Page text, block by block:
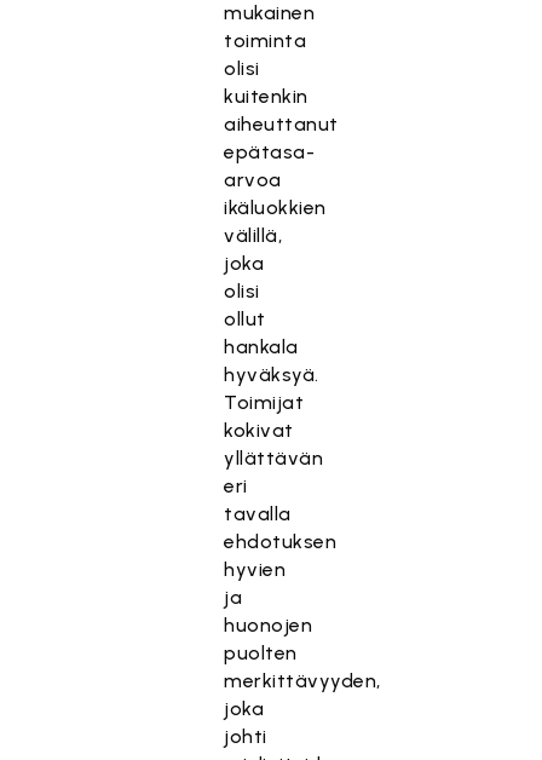
mukainen
toiminta
olisi
kuitenkin
aiheuttanut
epätasa-
arvoa
ikäluokkien
välillä,
joka
olisi
ollut
hankala
hyväksyä.
Toimijat
kokivat
yllättävän
eri
tavalla
ehdotuksen
hyvien
ja
huonojen
puolten
merkittävyyden,
joka
johti